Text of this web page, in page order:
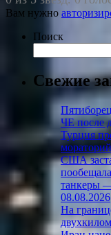
Вам нужно
Поиск
Свежие
ЧЕ после
Турция
США
танкеры
08.08.2026
На